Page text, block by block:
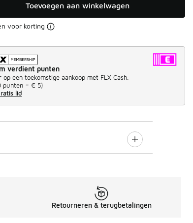
Toevoegen aan winkelwagen
voor korting
verdient punten
op een toekomstige aankoop met FLX Cash.
punten = € 5)
lid
Retourneren & terugbetalingen